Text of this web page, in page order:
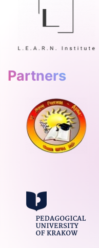
Partners